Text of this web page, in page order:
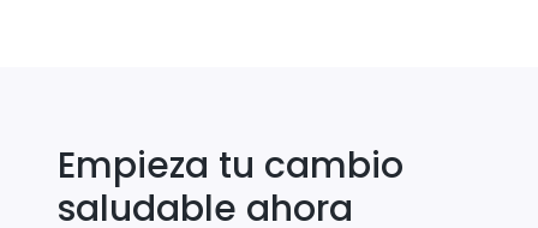
Empieza tu cambio
saludable ahora